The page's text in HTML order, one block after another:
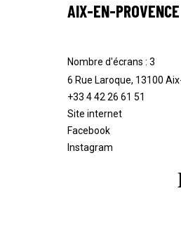
AIX-EN-PROVENCE
Nombre d'écrans : 3
6 Rue Laroque, 13100
+33 4 42 26 61 51
Site internet
Facebook
Instagram